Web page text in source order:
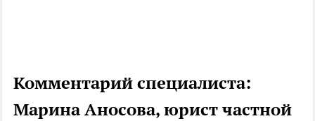
Комментарий специалиста:
Марина Аносова, юрист частной